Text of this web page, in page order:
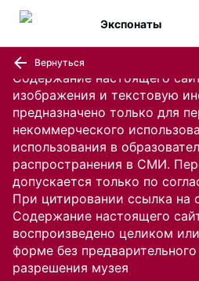
Содержание настоящего
изображения и текстовую
предназначено только для
некоммерческого
использования в
распространения в СМИ.
допускается только по
При цитировании ссылка на
Содержание настоящего
воспроизведено целиком
форме без
разрешения музея
Экспонаты
Вернуться